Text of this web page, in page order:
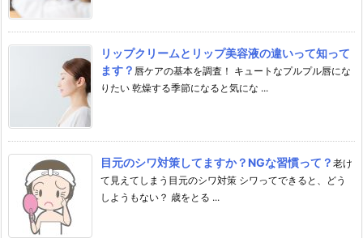
リップクリームとリップ美容液の違いって知って
ます？ 唇ケアの基本を調査！ キュートなプルプル唇にな
りたい 乾燥する季節になると気にな ...
目元のシワ対策してますか？NGな習慣って？ 老け
て見えてしまう目元のシワ対策 シワってできると、どう
しようもない？ 歳をとる ...